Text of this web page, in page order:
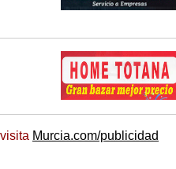
Murcia.com/publicidad